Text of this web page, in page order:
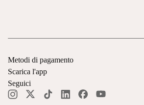
Metodi di pagamento
Scarica l'app
Seguici